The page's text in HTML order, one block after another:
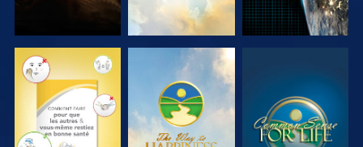
REGARDER REGARDER REGARDER